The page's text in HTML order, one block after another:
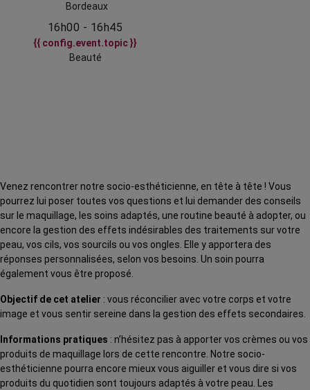
Bordeaux
16h00 - 16h45
{{ config.event.topic }}
Beauté
Venez rencontrer notre socio-esthéticienne, en tête à tête ! Vous
pourrez lui poser toutes vos questions et lui demander des conseils
sur le maquillage, les soins adaptés, une routine beauté à adopter, ou
encore la gestion des effets indésirables des traitements sur votre
peau, vos cils, vos sourcils ou vos ongles. Elle y apportera des
réponses personnalisées, selon vos besoins. Un soin pourra
également vous être proposé.
Objectif de cet atelier : vous réconcilier avec votre corps et votre
image et vous sentir sereine dans la gestion des effets secondaires.
Informations pratiques : n’hésitez pas à apporter vos crèmes ou vos
produits de maquillage lors de cette rencontre. Notre socio-
esthéticienne pourra encore mieux vous aiguiller et vous dire si vos
produits du quotidien sont toujours adaptés à votre peau. Les